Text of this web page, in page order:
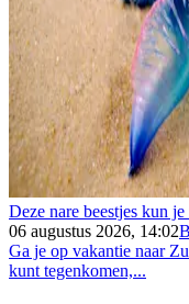
Deze nare beestjes kun
06 augustus 2026, 14:02
Ga je op vakantie naar
kunt tegenkomen,...